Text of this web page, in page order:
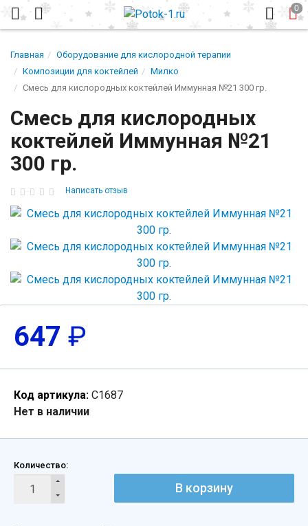
Главная
Оборудование для кислородной терапии
Композиции для коктейлей
Милко
Смесь для кислородных коктейлей Иммунная №21 300 гр.
Смесь для кислородных
коктейлей Иммунная №21
300 гр.
Написать отзыв
647 ₽
Код артикула: С1687
Нет в наличии
Количество:
В корзину